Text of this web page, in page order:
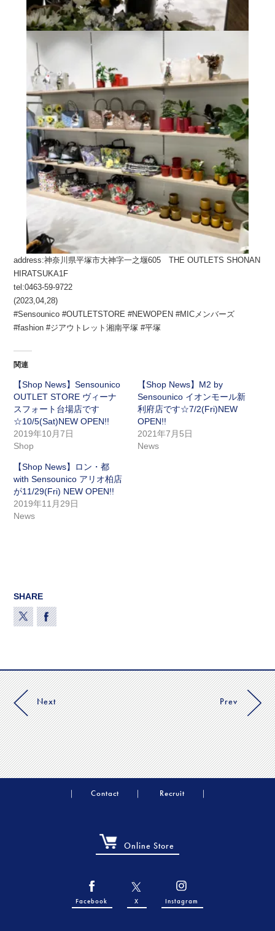
address:神奈川県平塚市大神字一之堰605 THE OUTLETS SHONAN
HIRATSUKA1F
tel:0463-59-9722
(2023,04,28)
#Sensounico #OUTLETSTORE #NEWOPEN #MICメンバーズ
#fashion #ジアウトレット湘南平塚 #平塚
関連
【Shop News】Sensounico
OUTLET STORE ヴィーナ
スフォート台場店です
☆10/5(Sat)NEW OPEN!!
2019年10月7日
Shop
【Shop News】M2 by
Sensounico イオンモール新
利府店です☆7/2(Fri)NEW
OPEN!!
2021年7月5日
News
【Shop News】ロン・都
with Sensounico アリオ柏店
が11/29(Fri) NEW OPEN!!
2019年11月29日
News
SHARE
Next Prev
Contact Recruit
Online Store
Facebook X Instagram